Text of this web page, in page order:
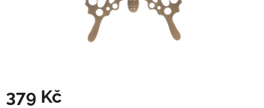
379 Kč